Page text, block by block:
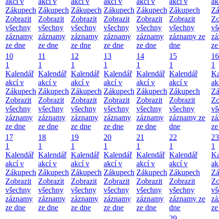
Zákupech
Zobrazit
všechny
záznamy
ze dne
Zákupech
Zobrazit
všechny
záznamy
ze dne
Zákupech
Zobrazit
všechny
záznamy
ze dne
Zákupech
Zobrazit
všechny
záznamy
ze dne
Zákupech
Zobrazit
všechny
záznamy
ze dne
Zákupech
Zobrazit
všechny
záznamy ze
dne
10
1
Kalendář
akcí v
Zákupech
Zobrazit
všechny
záznamy
ze dne
11
1
Kalendář
akcí v
Zákupech
Zobrazit
všechny
záznamy
ze dne
12
1
Kalendář
akcí v
Zákupech
Zobrazit
všechny
záznamy
ze dne
13
1
Kalendář
akcí v
Zákupech
Zobrazit
všechny
záznamy
ze dne
14
1
Kalendář
akcí v
Zákupech
Zobrazit
všechny
záznamy
ze dne
15
1
Kalendář
akcí v
Zákupech
Zobrazit
všechny
záznamy ze
dne
16
1
17
1
Kalendář
akcí v
Zákupech
Zobrazit
všechny
záznamy
ze dne
18
1
Kalendář
akcí v
Zákupech
Zobrazit
všechny
záznamy
ze dne
19
1
Kalendář
akcí v
Zákupech
Zobrazit
všechny
záznamy
ze dne
20
1
Kalendář
akcí v
Zákupech
Zobrazit
všechny
záznamy
ze dne
21
1
Kalendář
akcí v
Zákupech
Zobrazit
všechny
záznamy
ze dne
22
1
Kalendář
akcí v
Zákupech
Zobrazit
všechny
záznamy ze
dne
23
1